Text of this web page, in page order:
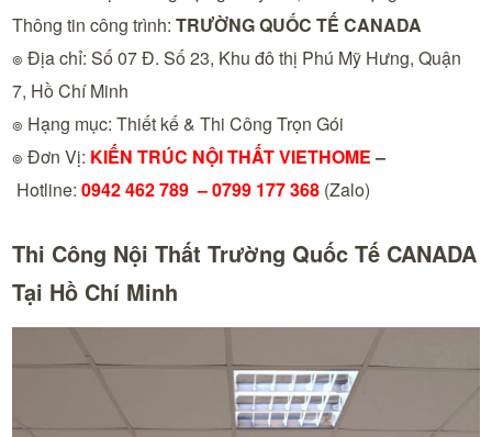
Thông tin công trình:TRƯỜNG QUỐC TẾ CANADA
๏ Địa chỉ: Số 07 Đ. Số 23, Khu đô thị Phú Mỹ Hưng, Quận
7, Hồ Chí Minh
๏ Hạng mục: Thiết kế & Thi Công Trọn Gói
๏ Đơn Vị: KIẾN TRÚC NỘI THẤT VIETHOME–
Hotline:0942 462 789 –0799 177 368 (Zalo)
Thi Công Nội Thất Trường Quốc Tế CANADA
Tại Hồ Chí Minh